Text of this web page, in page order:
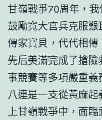
甘嶺戰爭70周年，
鼓勵寬大官兵克服
傳家寶貝，代代相
先后美滿完成了搶
事競賽等多項嚴重義
八連是一支從黃麻
上甘嶺戰爭中，面